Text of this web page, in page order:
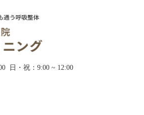
日・祝：9:00 ~ 12:00